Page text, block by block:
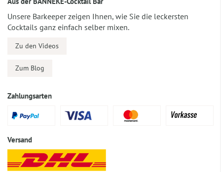
Unsere Barkeeper zeigen Ihnen, wie Sie die leckersten
Cocktails ganz einfach selber mixen.
Zu den Videos
Zum Blog
Zahlungsarten
Versand